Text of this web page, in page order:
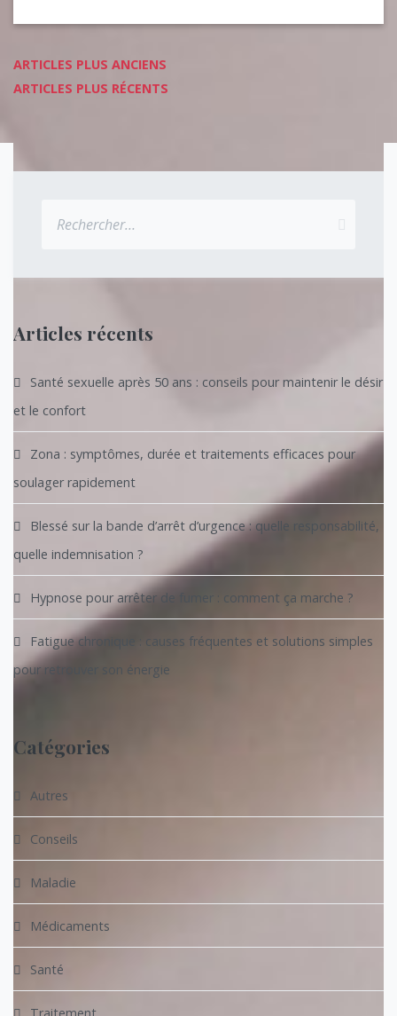
Navigation
articles
ARTICLES PLUS ANCIENS
ARTICLES PLUS RÉCENTS
Articles récents
Santé sexuelle après 50 ans : conseils pour maintenir le désir
et le confort
Zona : symptômes, durée et traitements efficaces pour
soulager rapidement
Blessé sur la bande d’arrêt d’urgence : quelle responsabilité,
quelle indemnisation ?
Hypnose pour arrêter de fumer : comment ça marche ?
Fatigue chronique : causes fréquentes et solutions simples
pour retrouver son énergie
Catégories
Autres
Conseils
Maladie
Médicaments
Santé